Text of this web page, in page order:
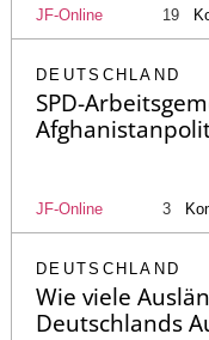
JF-Online 19
DEUTSCHLAND
SPD-
JF-Online 3
DEUTSCHLAND
Wie viele
Deutschlands